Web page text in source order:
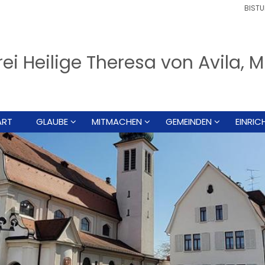
Heilige Theresa von Avila,
GLAUBE MITMACHEN GEMEINDEN